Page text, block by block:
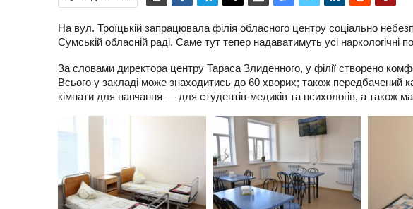
На вул. Троїцькій запрацювала філія обласного центру соціально
Сумській обласній раді. Саме тут тепер надаватимуть усі наркологічні
За словами директора центру Тараса Злиденного, у філії створено
Всього у закладі може знаходитись до 60 хворих; також передбачений
кімнати для навчання — для студентів-медиків та психологів, а також